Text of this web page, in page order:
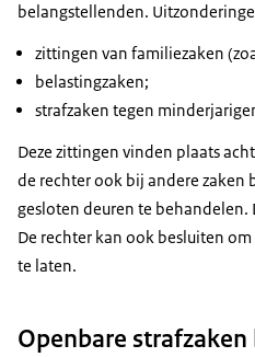
belangstellenden.
zittingen van familiezaken
belastingzaken;
strafzaken tegen
Deze zittingen vinden plaats
de rechter ook bij andere zaken
gesloten deuren te
De rechter kan ook besluiten
te laten.
Openbare strafzaken